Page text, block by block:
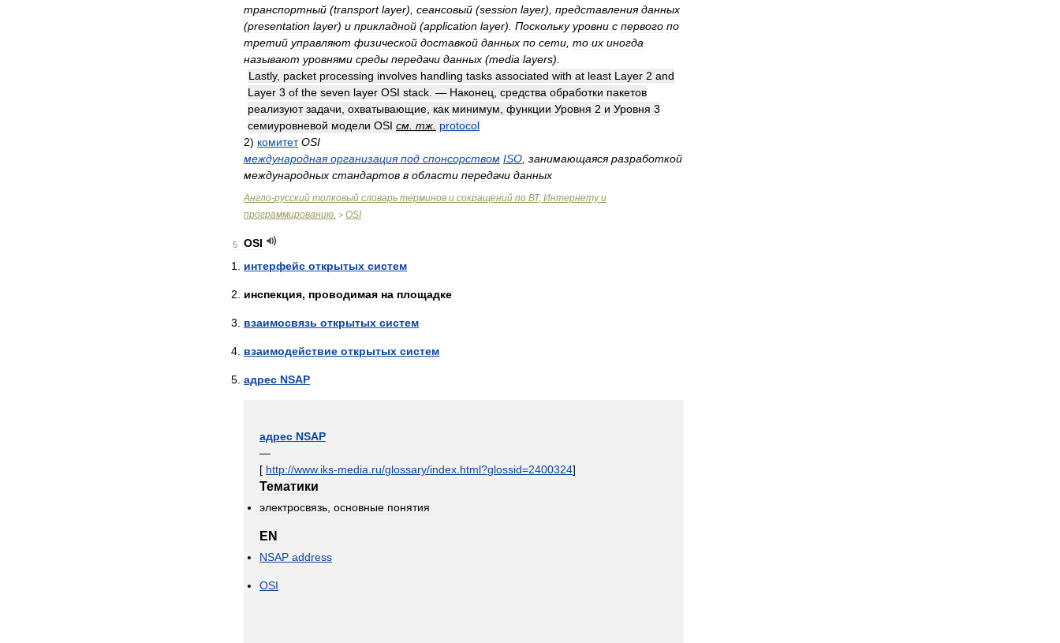
транспортный (transport layer), сеансовый (session layer), представления данных
(presentation layer) и прикладной (application layer). Поскольку уровни с первого по
третий управляют физической доставкой данных по сети то их иногда
называют уровнями среды передачи данных (media layers).
Lastly, packet processing involves handling tasks associated with at least Layer 2 and
Layer 3 of the seven layer OSI stack . — Наконец средства обработки пакетов
реализуют задачи охватывающие как минимум функции Уровня 2 и Уровня 3
семиуровневой модели OSI см тж protocol
2) комитет OSI
международная организация под спонсорством ISO занимающаяся разработкой
международных стандартов в области передачи данных
Англо-русский толковый словарь терминов и сокращений по ВТ, Интернету и
программированию. > OSI
5
OSI
интерфейс открытых систем
инспекция, проводимая на площадке
взаимосвязь открытых систем
взаимодействие открытых систем
адрес NSAP
адрес NSAP
—
[ http://www. iks-media ru/glossary/index html?glossid=2400324]
Тематики
электросвязь основные понятия
EN
NSAP address
OSI